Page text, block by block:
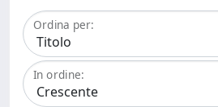
Ordina per:
In ordine: